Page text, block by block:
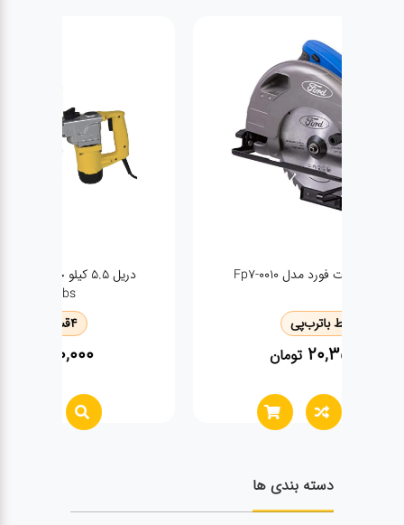
دریل 5.5 کیلو چهارشیار سه کاره استنلی
دسته بندی ها